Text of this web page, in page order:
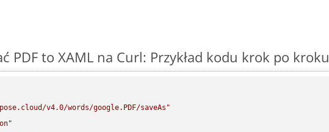
PDF to XAML na Curl: Przykład kodu krok po kroku
v4.0/words/google.PDF/saveAs"